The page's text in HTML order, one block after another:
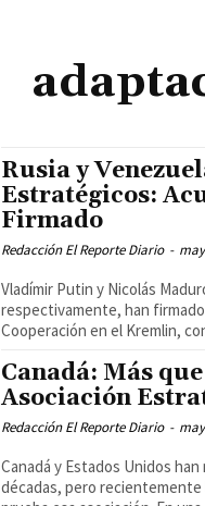
Rusia y
Estratégicos:
Firmado
Redacción El Reporte Diario -
Vladímir Putin y Nicolás
respectivamente, han
Cooperación en el Kremlin,
Canadá: Más
Asociación
Redacción El Reporte Diario -
Canadá y Estados Unidos
décadas, pero